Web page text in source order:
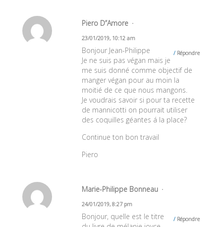
Piero D’’Amore
23/01/2019, 10:12 am
Répondre
Bonjour Jean-Philippe
Je ne suis pas végan mais je
me suis donné comme objectif de
manger végan pour au moin la
moitié de ce que nous mangons.
Je voudrais savoir si pour ta recette
de mannicotti on pourrait utiliser
des coquilles géantes á la place?
Continue ton bon travail
Piero
Marie-Philippe Bonneau
24/01/2019, 8:27 pm
Répondre
Bonjour, quelle est le titre